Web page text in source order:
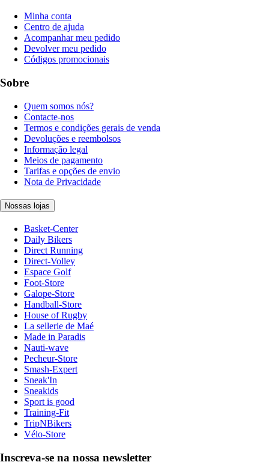
Minha conta
Centro de ajuda
Acompanhar meu pedido
Devolver meu pedido
Códigos promocionais
Sobre
Quem somos nós?
Contacte-nos
Termos e condições gerais de venda
Devoluções e reembolsos
Informação legal
Meios de pagamento
Tarifas e opções de envio
Nota de Privacidade
Nossas lojas
Basket-Center
Daily Bikers
Direct Running
Direct-Volley
Espace Golf
Foot-Store
Galope-Store
Handball-Store
House of Rugby
La sellerie de Maé
Made in Paradis
Nauti-wave
Pecheur-Store
Smash-Expert
Sneak'In
Sneakids
Sport is good
Training-Fit
TripNBikers
Vélo-Store
Inscreva-se na nossa newsletter